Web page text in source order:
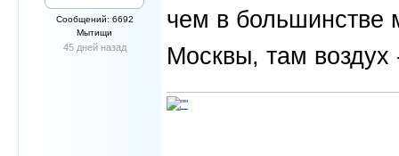
Сообщений: 6692
Мытищи
45 дней назад
чем в большинстве
Москвы, там воздух